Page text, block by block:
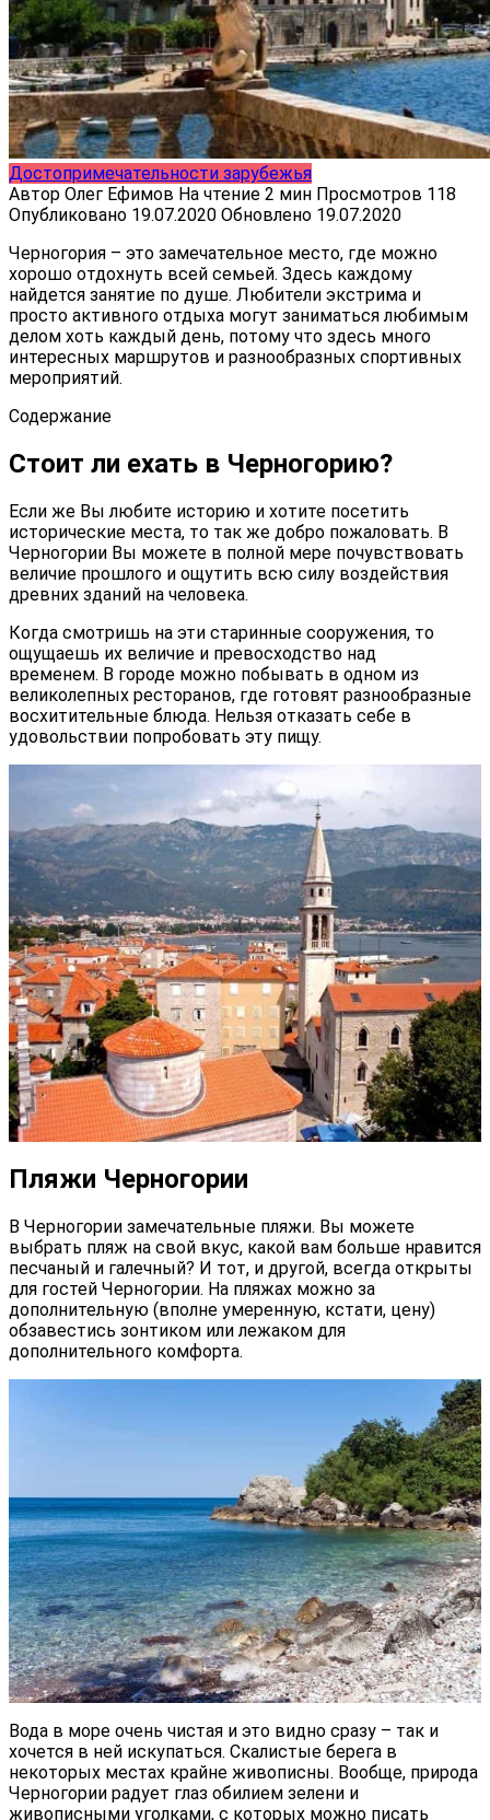
Достопримечательности зарубежья
Автор Олег Ефимов На чтение 2 мин Просмотров 118
Опубликовано 19.07.2020 Обновлено 19.07.2020
Черногория – это замечательное место, где можно
хорошо отдохнуть всей семьей. Здесь каждому
найдется занятие по душе. Любители экстрима и
просто активного отдыха могут заниматься любимым
делом хоть каждый день, потому что здесь много
интересных маршрутов и разнообразных спортивных
мероприятий.
Содержание
Стоит ли ехать в Черногорию?
Если же Вы любите историю и хотите посетить
исторические места, то так же добро пожаловать. В
Черногории Вы можете в полной мере почувствовать
величие прошлого и ощутить всю силу воздействия
древних зданий на человека.
Когда смотришь на эти старинные сооружения, то
ощущаешь их величие и превосходство над
временем. В городе можно побывать в одном из
великолепных ресторанов, где готовят разнообразные
восхитительные блюда. Нельзя отказать себе в
удовольствии попробовать эту пищу.
Пляжи Черногории
В Черногории замечательные пляжи. Вы можете
выбрать пляж на свой вкус, какой вам больше нравится
песчаный и галечный? И тот, и другой, всегда открыты
для гостей Черногории. На пляжах можно за
дополнительную (вполне умеренную, кстати, цену)
обзавестись зонтиком или лежаком для
дополнительного комфорта.
Вода в море очень чистая и это видно сразу – так и
хочется в ней искупаться. Скалистые берега в
некоторых местах крайне живописны. Вообще, природа
Черногории радует глаз обилием зелени и
живописными уголками, с которых можно писать